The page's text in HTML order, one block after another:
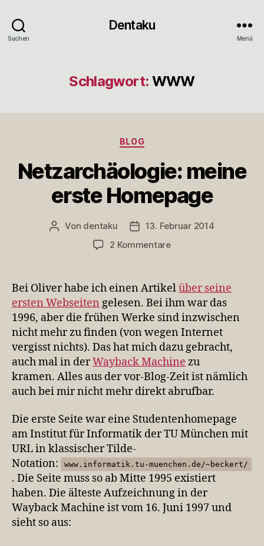
Suchen
Dentaku
Menü
Schlagwort: WWW
Kategorien
BLOG
Netzarchäologie: meine
erste Homepage
Beitragsautor
Von dentaku Veröffentlichungsdatum
13. Februar 2014
2 Kommentarezu
erste
Homepage
Bei Oliver habe ich einen Artikelüber seine
ersten Webseiten gelesen. Bei ihm war das
1996, aber die frühen Werke sind inzwischen
nicht mehr zu finden (von wegen Internet
vergisst nichts). Das hat mich dazu gebracht,
auch mal in derWayback Machine zu
kramen. Alles aus der vor-Blog-Zeit ist nämlich
auch bei mir nicht mehr direkt abrufbar.
Die erste Seite war eine Studentenhomepage
am Institut für Informatik der TU München mit
URL in klassischer Tilde-
Notation:
www.informatik.tu-muenchen.de/~beckert/
. Die Seite muss so ab Mitte 1995 existiert
haben. Die älteste Aufzeichnung in der
Wayback Machine ist vom 16. Juni 1997 und
sieht so aus: